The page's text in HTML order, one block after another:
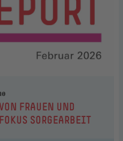
FRAUEN UND
SORGEARBEIT